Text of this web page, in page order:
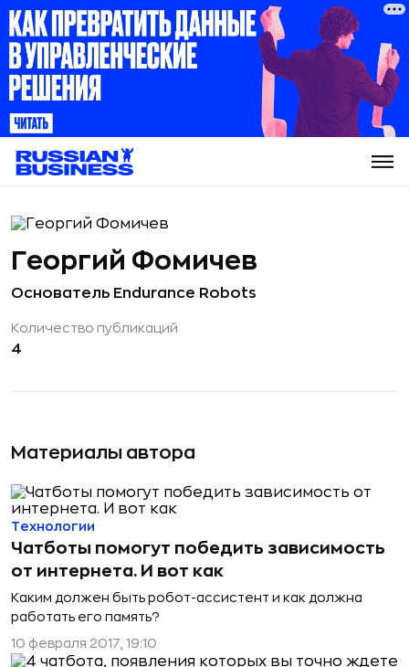
Материалы автора
Чатботы помогут победить зависимость
от интернета. И вот как
Каким должен быть робот-ассистент и как должна
работать его память?
Технологии
10 февраля 2017, 19:10
Георгий Фомичев
Основатель Endurance Robots
Количество публикаций
4